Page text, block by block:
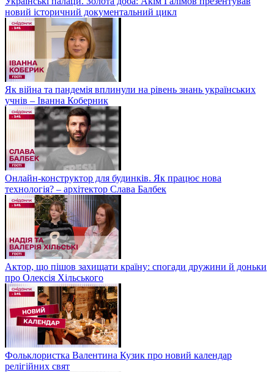
новий історичний документальний цикл
Як війна та пандемія вплинули на рівень знань українських
учнів – Іванна Коберник
Онлайн-конструктор для будинків. Як працює нова
технологія? – архітектор Слава Балбек
Актор, що пішов захищати країну: спогади дружини й доньки
про Олексія Хільського
Фольклористка Валентина Кузик про новий календар
релігійних свят